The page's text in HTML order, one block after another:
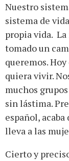
Nuestro
sistema de
propia vida.
tomado un
queremos.
quiera vivir.
muchos
sin lástima.
español,
lleva a las
Cierto y